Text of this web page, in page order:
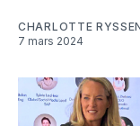
CHARLOTTE
7 mars 2024